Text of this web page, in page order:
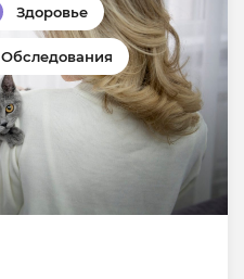
Здоровье
Обследования